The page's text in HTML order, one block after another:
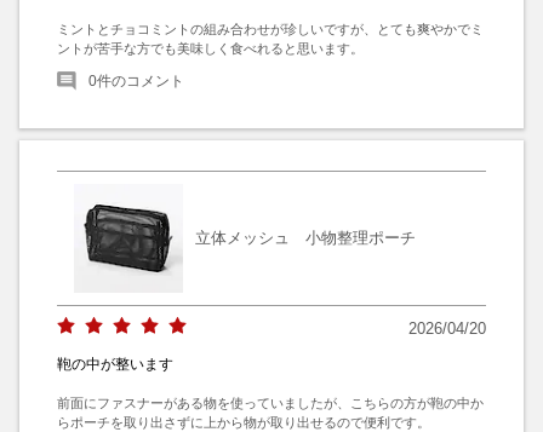
ミントとチョコミントの組み合わせが珍しいですが、とても爽やかでミ
ントが苦手な方でも美味しく食べれると思います。
0件のコメント
立体メッシュ 小物整理ポーチ
2026/04/20
鞄の中が整います
前面にファスナーがある物を使っていましたが、こちらの方が鞄の中か
らポーチを取り出さずに上から物が取り出せるので便利です。